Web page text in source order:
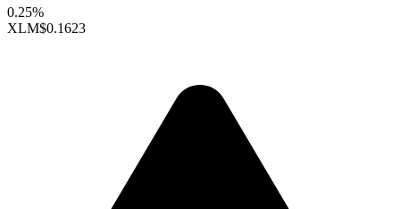
0.25%
XLM$0.1623